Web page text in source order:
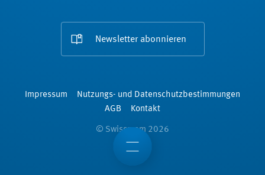
Newsletter abonnieren
Impressum
Nutzungs- und Datenschutzbestimmungen
AGB
Kontakt
© Swissmem 2026